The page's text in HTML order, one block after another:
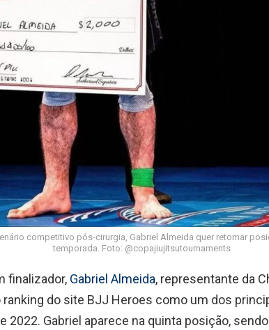
competitivo pós-cirurgia, Gabriel Almeida quer retomar
temporada. Foto: @copajiujitsutournaments
finalizador, Gabriel Almeida, representante da
ranking do site BJJ Heroes como um dos
2022. Gabriel aparece na quinta posição,